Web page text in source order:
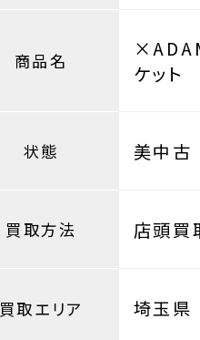
商品名
ケット
状態 美中古
買取方法 店頭買
買取エリア 埼玉県